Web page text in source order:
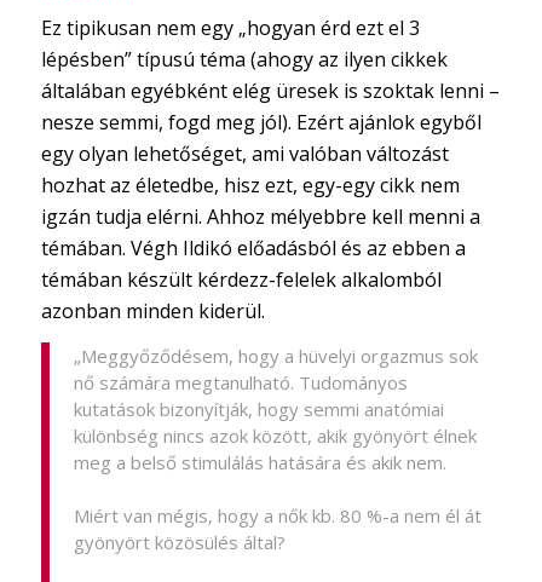
Ez tipikusan nem egy „hogyan érd ezt el 3
lépésben” típusú téma (ahogy az ilyen cikkek
általában egyébként elég üresek is szoktak lenni –
nesze semmi, fogd meg jól). Ezért ajánlok egyből
egy olyan lehetőséget, ami valóban változást
hozhat az életedbe, hisz ezt, egy-egy cikk nem
igzán tudja elérni. Ahhoz mélyebbre kell menni a
témában. Végh Ildikó előadásból és az ebben a
témában készült kérdezz-felelek alkalomból
azonban minden kiderül.
„Meggyőződésem, hogy a hüvelyi orgazmus sok
nő számára megtanulható. Tudományos
kutatások bizonyítják, hogy semmi anatómiai
különbség nincs azok között, akik gyönyört élnek
meg a belső stimulálás hatására és akik nem.
Miért van mégis, hogy a nők kb. 80 %-a nem él át
gyönyört közösülés által?